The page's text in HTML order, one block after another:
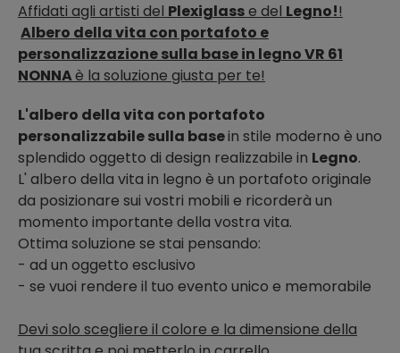
Affidati agli artisti del Plexiglasse del Legno!!
Albero della vita con portafoto e
personalizzazione sulla base in legno VR 61
NONNAè la soluzione giusta per te!
L'albero della vita con portafoto
personalizzabile sulla basein stile moderno è uno
splendido oggetto di design realizzabile in Legno.
L' albero della vita in legno è un portafoto originale
da posizionare sui vostri mobili e ricorderà un
momento importante della vostra vita.
Ottima soluzione se stai pensando:
- ad un oggetto esclusivo
- se vuoi rendere il tuo evento unico e memorabile
Devi solo scegliere il colore e la dimensione della